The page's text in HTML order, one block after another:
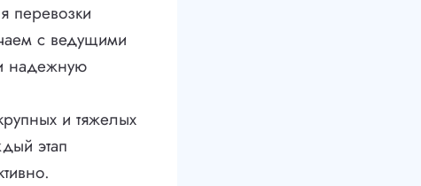
перевозки
с ведущими
надежную
и тяжелых
этап